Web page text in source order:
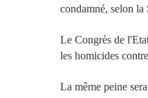
condamné, selon la
Le Congrès de
les homicides
La même peine